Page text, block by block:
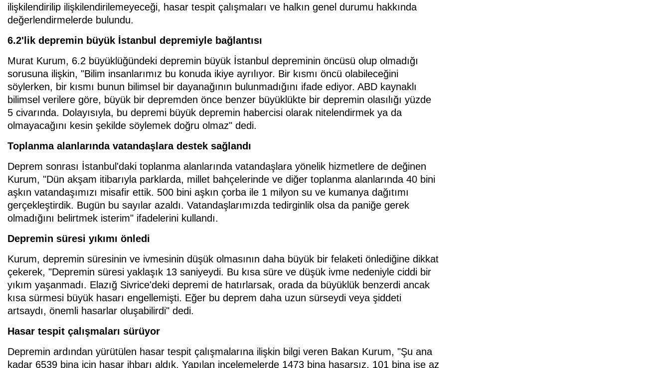
ilişkilendirilip ilişkilendirilemeyeceği, hasar tespit çalışmaları ve halkın genel durumu hakkında
değerlendirmelerde bulundu.
6.2'lik depremin büyük İstanbul depremiyle bağlantısı
Murat Kurum, 6.2 büyüklüğündeki depremin büyük İstanbul depreminin öncüsü olup olmadığı
sorusuna ilişkin, "Bilim insanlarımız bu konuda ikiye ayrılıyor. Bir kısmı öncü olabileceğini
söylerken, bir kısmı bunun bilimsel bir dayanağının bulunmadığını ifade ediyor. ABD kaynaklı
bilimsel verilere göre, büyük bir depremden önce benzer büyüklükte bir depremin olasılığı yüzde
5 civarında. Dolayısıyla, bu depremi büyük depremin habercisi olarak nitelendirmek ya da
olmayacağını kesin şekilde söylemek doğru olmaz" dedi.
Toplanma alanlarında vatandaşlara destek sağlandı
Deprem sonrası İstanbul'daki toplanma alanlarında vatandaşlara yönelik hizmetlere de değinen
Kurum, "Dün akşam itibarıyla parklarda, millet bahçelerinde ve diğer toplanma alanlarında 40 bini
aşkın vatandaşımızı misafir ettik. 500 bini aşkın çorba ile 1 milyon su ve kumanya dağıtımı
gerçekleştirdik. Bugün bu sayılar azaldı. Vatandaşlarımızda tedirginlik olsa da paniğe gerek
olmadığını belirtmek isterim" ifadelerini kullandı.
Depremin süresi yıkımı önledi
Kurum, depremin süresinin ve ivmesinin düşük olmasının daha büyük bir felaketi önlediğine dikkat
çekerek, "Depremin süresi yaklaşık 13 saniyeydi. Bu kısa süre ve düşük ivme nedeniyle ciddi bir
yıkım yaşanmadı. Elazığ Sivrice'deki depremi de hatırlarsak, orada da büyüklük benzerdi ancak
kısa sürmesi büyük hasarı engellemişti. Eğer bu deprem daha uzun sürseydi veya şiddeti
artsaydı, önemli hasarlar oluşabilirdi" dedi.
Hasar tespit çalışmaları sürüyor
Depremin ardından yürütülen hasar tespit çalışmalarına ilişkin bilgi veren Bakan Kurum, "Şu ana
kadar 6539 bina için hasar ihbarı aldık. Yapılan incelemelerde 1473 bina hasarsız, 101 bina ise az